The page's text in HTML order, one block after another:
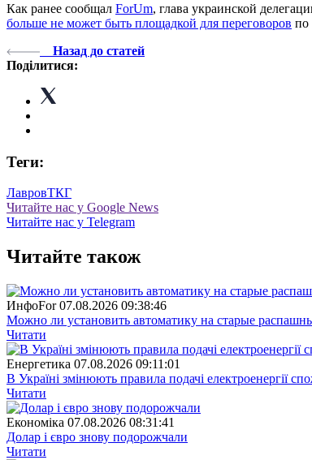
Как ранее сообщал ForUm, глава украинской
больше не может быть площадкой для переговоров по
Назад до статей
Поділитися:
Теги:
ЛавровТКГ
Читайте нас у Google News
Читайте нас у Telegram
Читайте також
ИнфоFor 07.08.2026 09:38:46
Можно ли установить автоматику на старые
Читати
Енергетика 07.08.2026 09:11:01
В Україні змінюють правила подачі електроенергії
Читати
Економіка 07.08.2026 08:31:41
Долар і євро знову подорожчали
Читати